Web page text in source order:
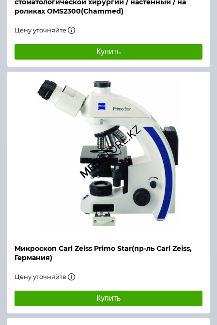
стоматологической хирургии / настенный / на
роликах OMS2300(Chammed)
Цену уточняйте
Купить
Микроскоп Carl Zeiss Primo Star(пр-ль Carl Zeiss,
Германия)
Цену уточняйте
Купить